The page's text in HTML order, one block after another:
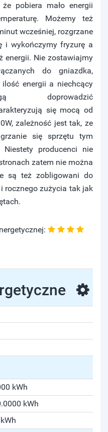
pobiera mało energii
Możemy też
wcześniej, rozgrzane
i wykończymy fryzurę a
energii. Nie zostawiajmy
do gniazdka,
energii a niechcący
doprowadzić
się mocą od
zależność jest tak, ze
się sprzętu tym
producenci nie
zatem nie można
są też zobligowani do
rocznego zużycia tak jak
kWh
kWh